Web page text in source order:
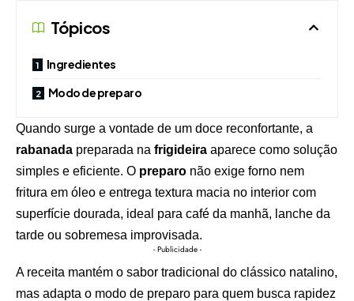
Tópicos
Ingredientes
Modo de preparo
Quando surge a vontade de um doce reconfortante, a
rabanada preparada na frigideira aparece como solução
simples e eficiente. O preparo não exige forno nem
fritura em óleo e entrega textura macia no interior com
superfície dourada, ideal para café da manhã, lanche da
tarde ou sobremesa improvisada.
- Publicidade -
A receita mantém o sabor tradicional do clássico natalino,
mas adapta o modo de preparo para quem busca rapidez